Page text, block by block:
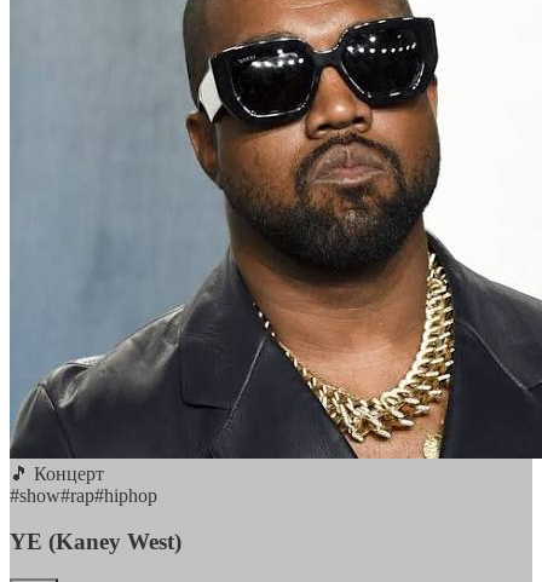
🎵 Концерт
#show#rap#hiphop
YE (Kaney West)